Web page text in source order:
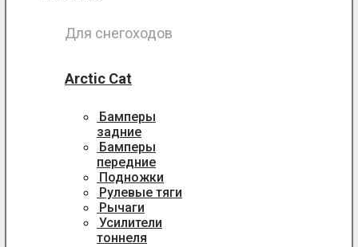
Для снегоходов
Arctic Cat
Бамперы
задние
Бамперы
передние
Подножки
Рулевые тяги
Рычаги
Усилители
тоннеля